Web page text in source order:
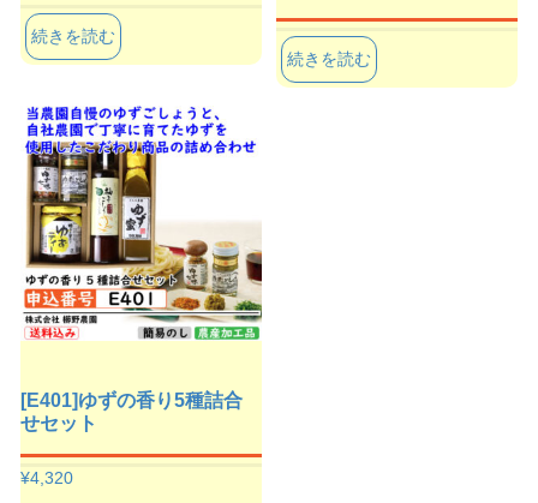
続きを読む
続きを読む
[E401]ゆずの香り5種詰合
せセット
¥4,320